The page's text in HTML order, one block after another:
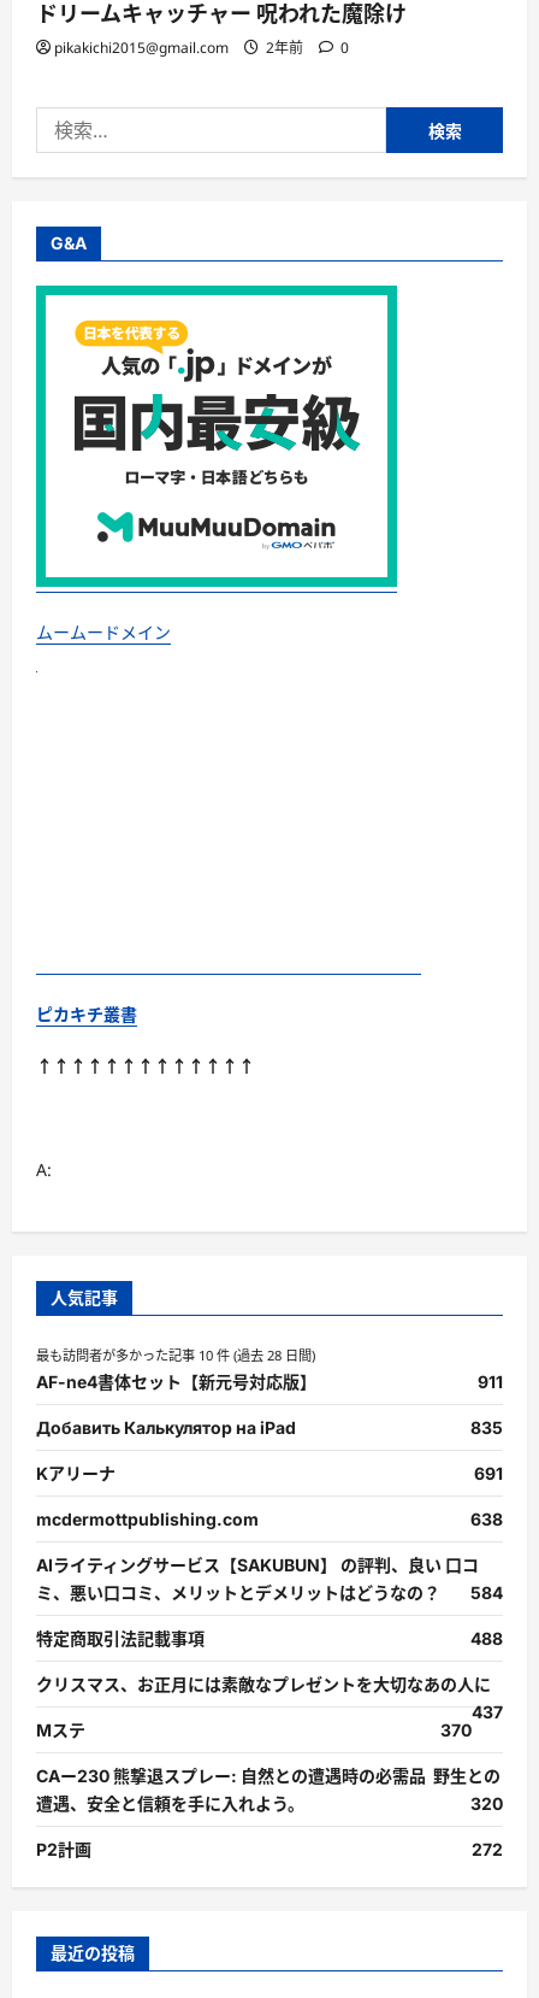
ドリームキャッチャー 呪われた魔除け
pikakichi2015@gmail.com 2年前 0
索:
G&A
ムームードメイン
ピカキチ叢書
↑↑↑↑↑↑↑↑↑↑↑↑↑
A:
人気記事
最も訪問者が多かった記事 10 件 (過去 28 日間)
AF-ne4書体セット【新元号対応版】 911
Добавить Калькулятор на iPad 835
Kアリーナ 691
mcdermottpublishing.com 638
AIライティングサービス【SAKUBUN】 の評判、良い 口コ
ミ、悪い口コミ、メリットとデメリットはどうなの？
584
特定商取引法記載事項 488
クリスマス、お正月には素敵なプレゼントを大切なあの人に
437
Mステ
370
CAー230 熊撃退スプレー: 自然との遭遇時の必需品 野生との
遭遇、安全と信頼を手に入れよう。
320
P2計画 272
最近の投稿